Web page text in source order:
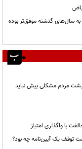
سال‌های گذشته موفق‌تر بوده
مردم مشکلی پیش نیاید
با واگذاری امتیاز
توقف یک آیین‌نامه چه بود؟